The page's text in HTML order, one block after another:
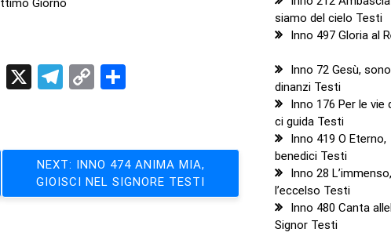
Giorno
LinkedIn
X Telegram
Copy
NEXT: INNO 474 ANIMA MIA,
GIOISCI NEL SIGNORE TESTI
siamo del cielo Testi
Inno 497 Gloria al
Inno 72 Gesù,
dinanzi Testi
Inno 176 Per le vie
ci guida Testi
Inno 419 O Eterno,
benedici Testi
Inno 28 L’immenso,
l’eccelso Testi
Inno 480 Canta
Signor Testi